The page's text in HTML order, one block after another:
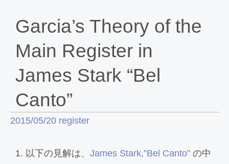
Garcia’s Theory of the
Main Register in
James Stark “Bel
Canto”
2015/05/20 register
以下の見解は、 James Stark,”Bel Canto” の中